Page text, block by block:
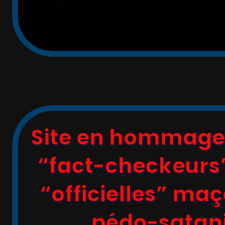
Site en
“fact-
“officielles”